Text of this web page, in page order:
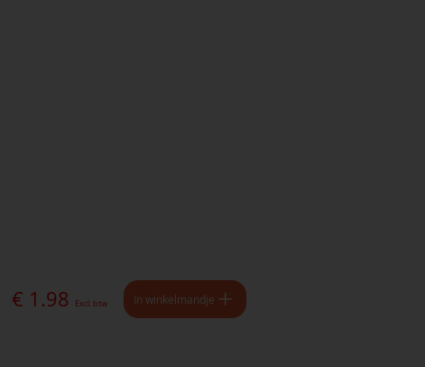
€ 1.98 Excl. btw In winkelmandje